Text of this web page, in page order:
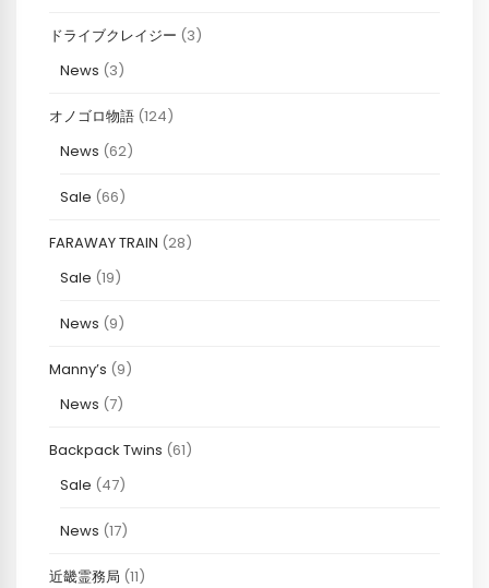
ドライブクレイジー (3)
News (3)
オノゴロ物語 (124)
News (62)
Sale (66)
FARAWAY TRAIN (28)
Sale (19)
News (9)
Manny’s (9)
News (7)
Backpack Twins (61)
Sale (47)
News (17)
近畿霊務局 (11)